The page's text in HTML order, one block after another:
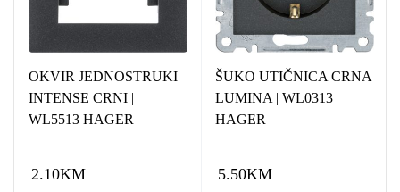
OKVIR JEDNOSTRUKI
INTENSE CRNI |
WL5513 HAGER
2.10KM
ŠUKO UTIČNICA CRNA
LUMINA | WL0313
HAGER
5.50KM